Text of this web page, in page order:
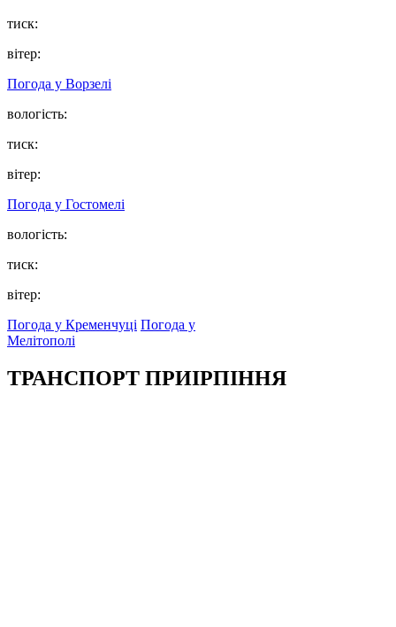
тиск:
вітер:
Погода у Ворзелі
вологість:
тиск:
вітер:
Погода у Гостомелі
вологість:
тиск:
вітер:
Погода у Кременчуці Погода у
Мелітополі
ТРАНСПОРТ ПРИІРПІННЯ